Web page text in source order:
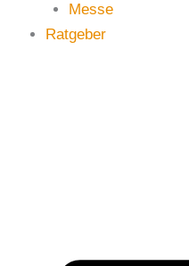
Messe
Ratgeber